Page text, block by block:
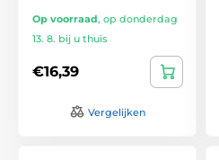
Op voorraad, op donderdag
13. 8. bij u thuis
€16,39
Vergelijken